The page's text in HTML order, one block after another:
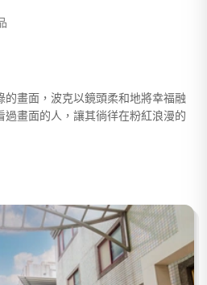
畫面，波克以鏡頭柔和地將幸福融
過畫面的人，讓其徜徉在粉紅浪漫的